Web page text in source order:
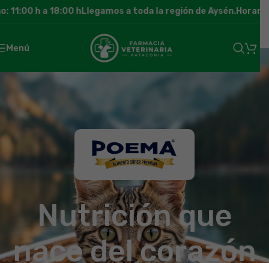
h a 18:00 h Llegamos a toda la región de Aysén.Horario
Menú
Nutrición que
nace del corazón